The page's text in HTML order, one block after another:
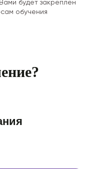
будет закреплен
обучения